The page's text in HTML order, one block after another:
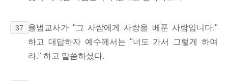
37
율법교사가 "그 사람에게 사랑을 베푼 사람입니다."
하고 대답하자 예수께서는 "너도 가서 그렇게 하여
라." 하고 말씀하셨다.